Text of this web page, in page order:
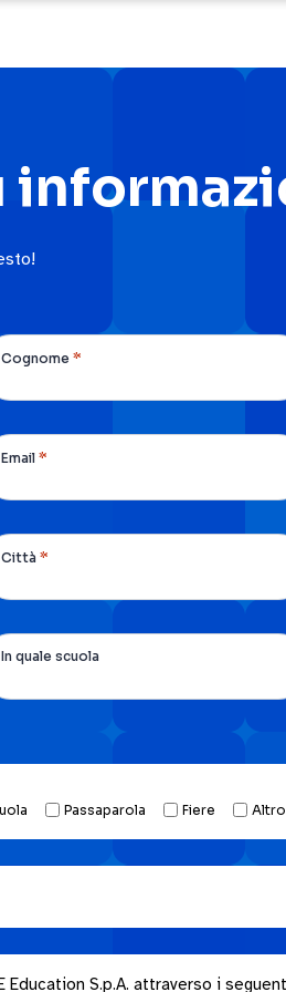
Cognome *
Email *
Città *
In quale scuola
Passaparola Fiere Altro
S.p.A. attraverso i